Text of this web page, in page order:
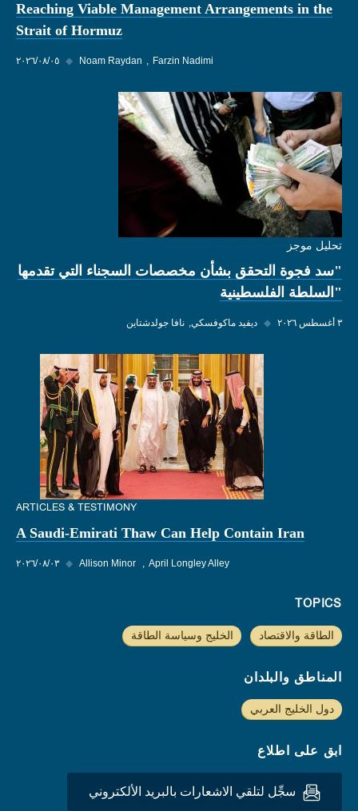
Reaching Viable Management Arrangements in the
Strait of Hormuz
٠٥‏/٠٨‏/٢٠٢٦ ◆ Noam Raydan Farzin Nadimi
تحليل موجز
"سد فجوة التحقق بشأن مخصصات السجناء التي تقدمها
"السلطة الفلسطينية
٣ أغسطس ٢٠٢٦ ◆ ديفيد ماكوفسكي نافا جولدشتاين
ARTICLES & TESTIMONY
A Saudi-Emirati Thaw Can Help Contain Iran
٠٣‏/٠٨‏/٢٠٢٦ ◆ Allison Minor April Longley Alley
TOPICS
الطاقة والاقتصاد الخليج وسياسة الطاقة
المناطق والبلدان
دول الخليج العربي
ابق على اطلاع
سجِّل لتلقي الاشعارات بالبريد الألكتروني